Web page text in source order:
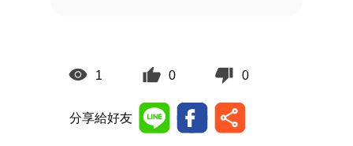
1 0 0
分享給好友